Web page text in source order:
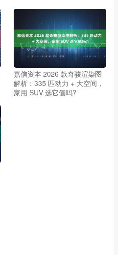
嘉信资本 2026 款奇骏渲染图
解析：335 匹动力 + 大空间，
家用 SUV 选它值吗?